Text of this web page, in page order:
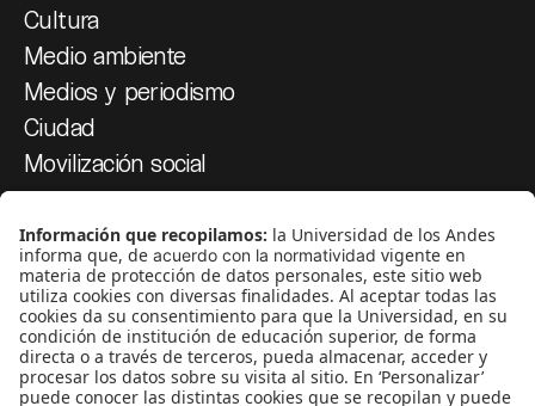
Cultura
Medio ambiente
Medios y periodismo
Ciudad
Movilización social
¿Quiénes somos?
Podcasts
Ediciones especiales
Proyectos 070